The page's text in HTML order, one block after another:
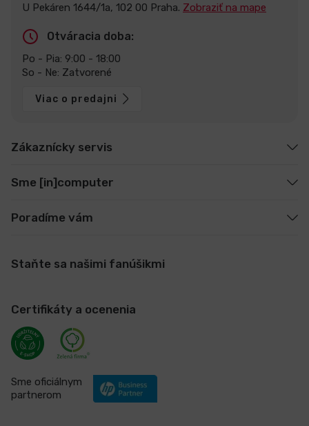
U Pekáren 1644/1a, 102 00 Praha. Zobraziť na mape
Otváracia doba:
Po - Pia: 9:00 - 18:00
So - Ne: Zatvorené
Viac o predajni
Zákaznícky servis
Sme [in]computer
Poradíme vám
Staňte sa našimi fanúšikmi
Certifikáty a ocenenia
Sme oficiálnym
partnerom